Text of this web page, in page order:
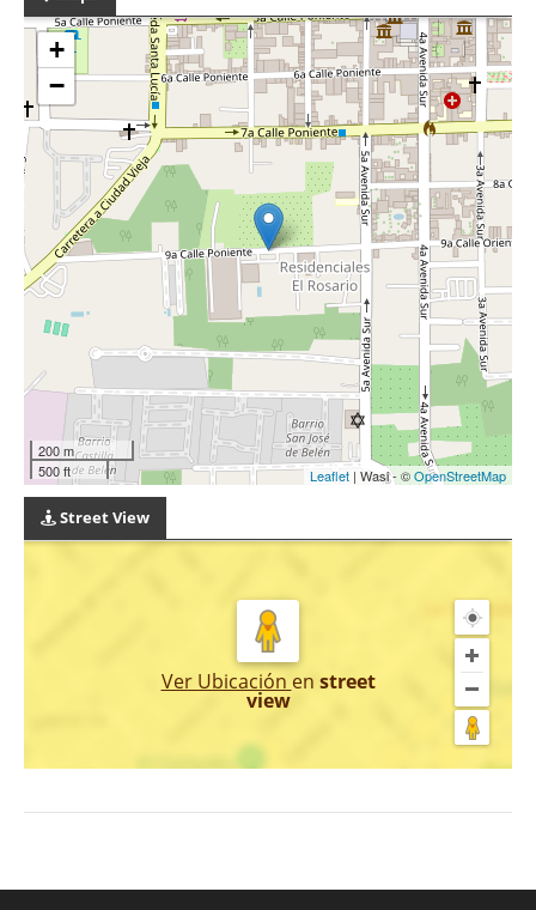
+
−
200 m
500 ft
Leaflet | Wasi - ©OpenStreetMap
Street View
Ver Ubicación en street
view